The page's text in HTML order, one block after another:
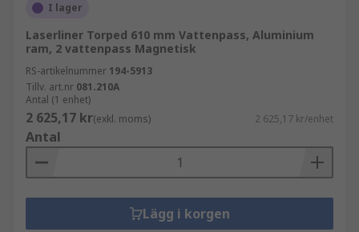
I lager
Laserliner Torped 610 mm Vattenpass, Aluminium
ram, 2 vattenpass Magnetisk
RS-artikelnummer 194-5913
Tillv. art.nr 081.210A
Antal (1 enhet)
2 625,17 kr(exkl. moms) 2 625,17 kr/enhet
Antal
Lägg i korgen